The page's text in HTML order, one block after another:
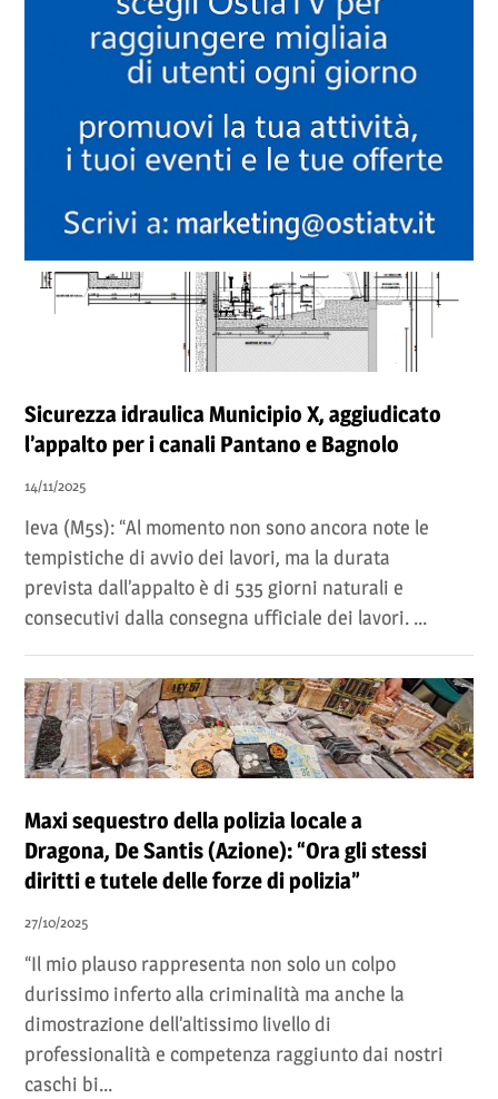
Sicurezza idraulica Municipio X, aggiudicato
l’appalto per i canali Pantano e Bagnolo
14/11/2025
Ieva (M5s): “Al momento non sono ancora note le
tempistiche di avvio dei lavori, ma la durata
prevista dall’appalto è di 535 giorni naturali e
consecutivi dalla consegna ufficiale dei lavori. ...
Maxi sequestro della polizia locale a
Dragona, De Santis (Azione): “Ora gli stessi
diritti e tutele delle forze di polizia”
27/10/2025
“Il mio plauso rappresenta non solo un colpo
durissimo inferto alla criminalità ma anche la
dimostrazione dell’altissimo livello di
professionalità e competenza raggiunto dai nostri
caschi bi...